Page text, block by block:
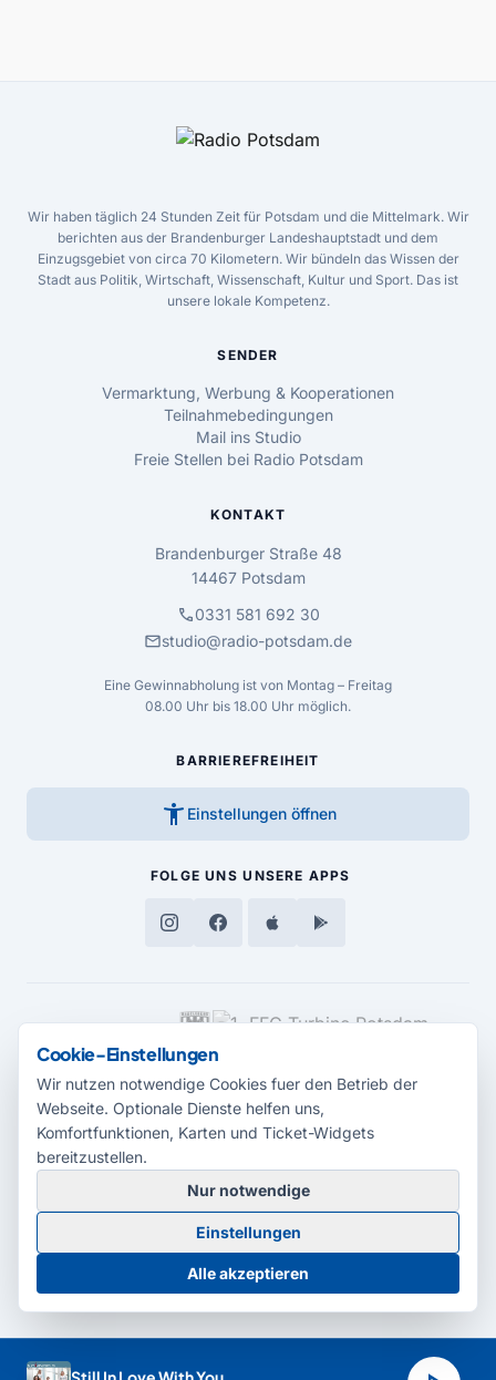
Wir haben täglich 24 Stunden Zeit für Potsdam und die Mittelmark. Wir
berichten aus der Brandenburger Landeshauptstadt und dem
Einzugsgebiet von circa 70 Kilometern. Wir bündeln das Wissen der
Stadt aus Politik, Wirtschaft, Wissenschaft, Kultur und Sport. Das ist
unsere lokale Kompetenz.
SENDER
Vermarktung, Werbung & Kooperationen
Teilnahmebedingungen
Mail ins Studio
Freie Stellen bei Radio Potsdam
KONTAKT
Brandenburger Straße 48
14467 Potsdam
call0331 581 692 30
mailstudio@radio-potsdam.de
Eine Gewinnabholung ist von Montag – Freitag
08.00 Uhr bis 18.00 Uhr möglich.
BARRIEREFREIHEIT
accessibility_new Einstellungen öffnen
FOLGE UNS UNSERE APPS
MEDIENPARTNER
© 2026 Radio Potsdam. Webseite entwickelt durch dieMedienagentur
Babelsberg
BarrierefreiheitserklärungAGBDatenschutzImpressum
Cookie-Einstellungen
Cookie-Einstellungen
Wir nutzen notwendige Cookies fuer den Betrieb der
Webseite. Optionale Dienste helfen uns,
Komfortfunktionen, Karten und Ticket-Widgets
bereitzustellen.
Nur notwendige
Einstellungen
Alle akzeptieren